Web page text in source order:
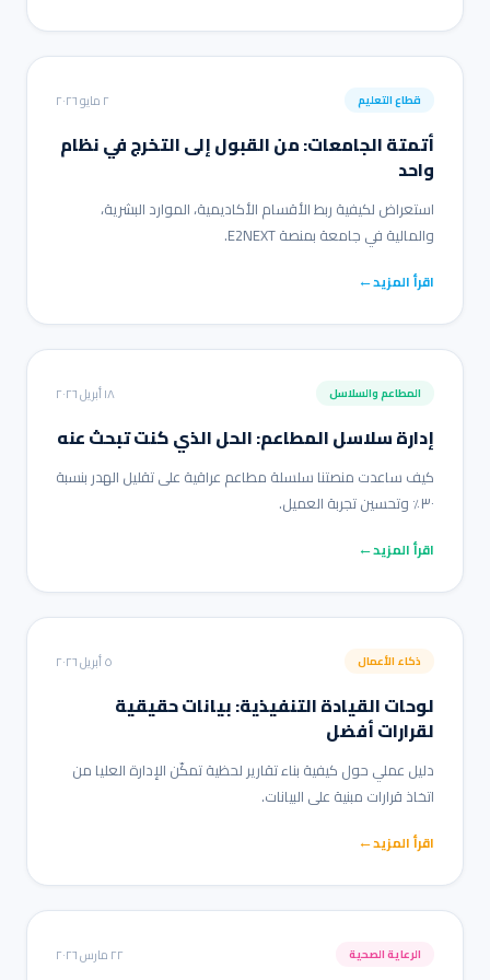
قطاع التعليم ٢ مايو ٢٠٢٦
أتمتة الجامعات: من القبول إلى التخرج في نظام
واحد
استعراض لكيفية ربط الأقسام الأكاديمية، الموارد البشرية،
والمالية في جامعة بمنصة E2NEXT.
اقرأ المزيد←
المطاعم والسلاسل ١٨ أبريل ٢٠٢٦
إدارة سلاسل المطاعم: الحل الذي كنت تبحث عنه
كيف ساعدت منصتنا سلسلة مطاعم عراقية على تقليل الهدر بنسبة
٣٠٪ وتحسين تجربة العميل.
اقرأ المزيد←
ذكاء الأعمال ٥ أبريل ٢٠٢٦
لوحات القيادة التنفيذية: بيانات حقيقية
لقرارات أفضل
دليل عملي حول كيفية بناء تقارير لحظية تمكّن الإدارة العليا من
اتخاذ قرارات مبنية على البيانات.
اقرأ المزيد←
الرعاية الصحية ٢٢ مارس ٢٠٢٦